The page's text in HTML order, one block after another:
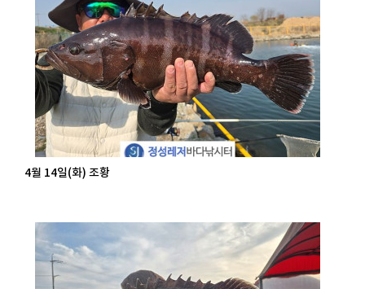
4월 14일(화) 조황